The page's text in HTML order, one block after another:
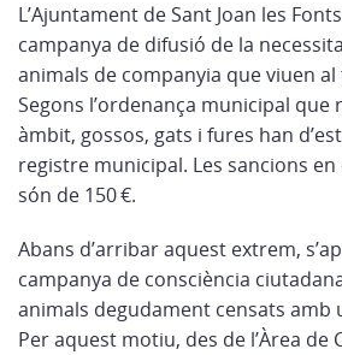
L’Ajuntament de Sant Joan les
campanya de difusió de la
animals de companyia que viuen
Segons l’ordenança municipal que
àmbit, gossos, gats i fures han
registre municipal. Les sancions
són de 150 €.
Abans d’arribar aquest extrem,
campanya de consciència
animals degudament censats amb
Per aquest motiu, des de l’Àrea de